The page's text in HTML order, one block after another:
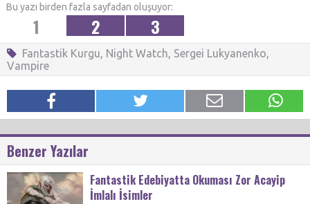
Bu yazı birden fazla sayfadan oluşuyor:
1 2 3
Fantastik Kurgu, Night Watch, Sergei Lukyanenko,
Vampire
Benzer Yazılar
Fantastik Edebiyatta Okuması Zor Acayip
İmlalı İsimler